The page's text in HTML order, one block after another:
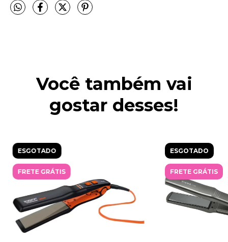
Você também vai
gostar desses!
ESGOTADO
FRETE GRÁTIS
ESGOTADO
FRETE GRÁTIS